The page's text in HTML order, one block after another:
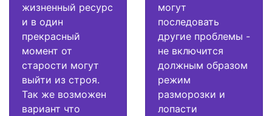
жизненный ресурс
и в один
прекрасный
момент от
старости могут
выйти из строя.
Так же возможен
вариант что
могут
последовать
другие проблемы -
не включится
должным образом
режим
разморозки и
лопасти